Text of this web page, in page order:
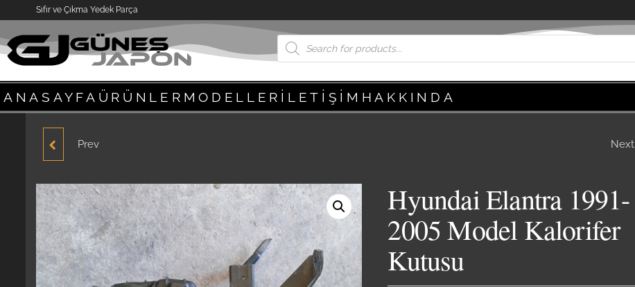
Sıfır ve Çıkma Yedek Parça
ANASAYFA ÜRÜNLER MODELLER İLETIŞIM HAKKINDA
HYUNDAİ ACCENT
1996-1997-1998-1999-
2000 MODEL RADYATÖR
FAN
Prev HYUNDAI ELANTRA
RADYATÖR
Next
Hyundai Elantra 1991-
2005 Model Kalorifer
Kutusu